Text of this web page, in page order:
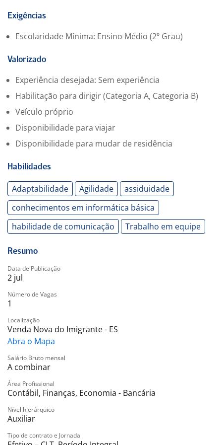
Exigências
Escolaridade Mínima: Ensino Médio (2º Grau)
Valorizado
Experiência desejada: Sem experiência
Habilitação para dirigir (Categoria A, Categoria B)
Veículo próprio
Disponibilidade para viajar
Disponibilidade para mudar de residência
Habilidades
Adaptabilidade Agilidade
assiduidade
conhecimentos em informática básica
habilidade de comunicação
Trabalho em equipe
Resumo
Data de Publicação
2 jul
Número de Vagas
1
Localização
Venda Nova do Imigrante - ES
Abra o Mapa
Salário Bruto mensal
A combinar
Área Profissional
Contábil, Finanças, Economia - Bancária
Nível hierárquico
Auxiliar
Tipo de contrato e Jornada